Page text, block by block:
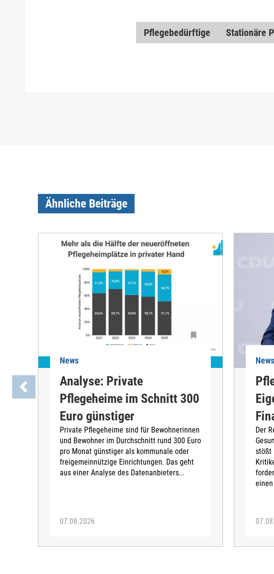
Pflegebedürftige Stationäre
Ähnliche Beiträge
News
Analyse: Private
Pflegeheime im Schnitt 300
Euro günstiger
Private Pflegeheime sind für Bewohnerinnen
und Bewohner im Durchschnitt rund 300 Euro
pro Monat günstiger als kommunale oder
freigemeinnützige Einrichtungen. Das geht
aus einer Analyse des Datenanbieters...
07.08.2026
News
Der
stößt